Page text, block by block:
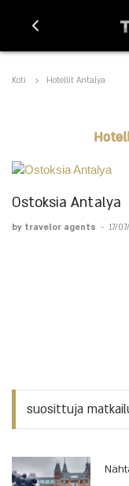
Koti Hotellit Antalya
Ostoksia Antalya
by travelor agents - 17/
suosittuja